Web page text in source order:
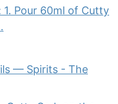
Pour 60ml of Cutty
— Spirits - The